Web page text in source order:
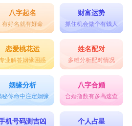
八字起名
有好名就有好命
财富运势
抓住机会做个有钱人
恋爱桃花运
业解答姻缘困惑
姓名配对
多维分析配对情况
姻缘分析
秘你命中注定姻缘
八字合婚
合婚指数有多高速查
机号码测吉凶 个人占星